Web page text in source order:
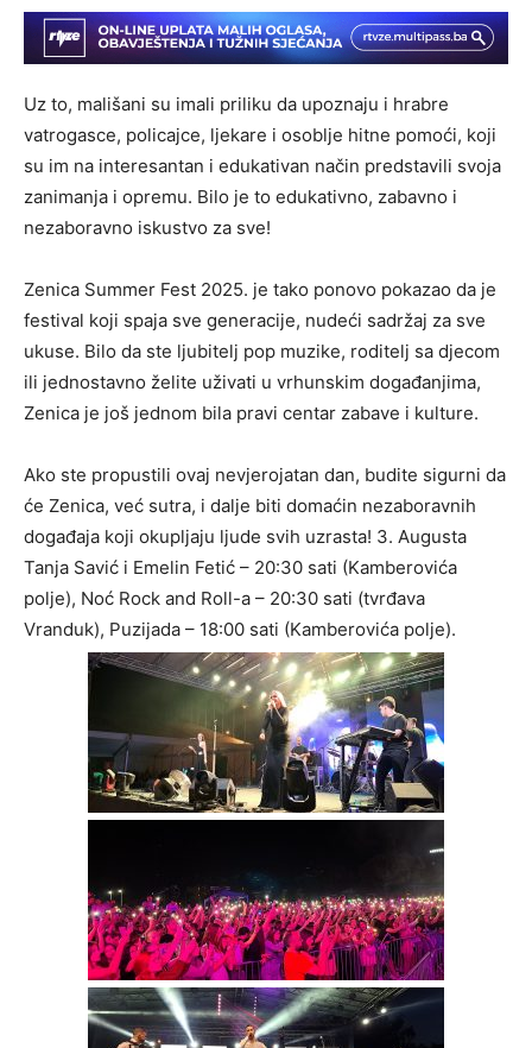
Uz to, mališani su imali priliku da upoznaju i hrabre
vatrogasce, policajce, ljekare i osoblje hitne pomoći, koji
su im na interesantan i edukativan način predstavili svoja
zanimanja i opremu. Bilo je to edukativno, zabavno i
nezaboravno iskustvo za sve!
Zenica Summer Fest 2025. je tako ponovo pokazao da je
festival koji spaja sve generacije, nudeći sadržaj za sve
ukuse. Bilo da ste ljubitelj pop muzike, roditelj sa djecom
ili jednostavno želite uživati u vrhunskim događanjima,
Zenica je još jednom bila pravi centar zabave i kulture.
Ako ste propustili ovaj nevjerojatan dan, budite sigurni da
će Zenica, već sutra, i dalje biti domaćin nezaboravnih
događaja koji okupljaju ljude svih uzrasta! 3. Augusta
Tanja Savić i Emelin Fetić – 20:30 sati (Kamberovića
polje), Noć Rock and Roll-a – 20:30 sati (tvrđava
Vranduk), Puzijada – 18:00 sati (Kamberovića polje).